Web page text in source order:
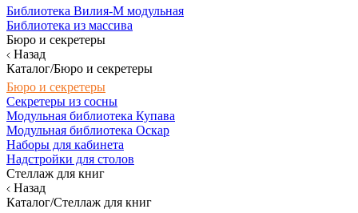
Библиотека Вилия-М модульная
Библиотека из массива
Бюро и секретеры
Назад
Каталог/Бюро и секретеры
Бюро и секретеры
Секретеры из сосны
Модульная библиотека Купава
Модульная библиотека Оскар
Наборы для кабинета
Надстройки для столов
Стеллаж для книг
Назад
Каталог/Стеллаж для книг